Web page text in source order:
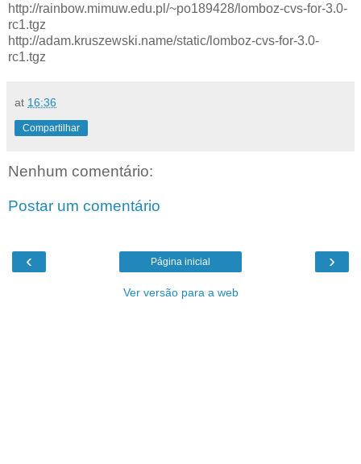
http://rainbow.mimuw.edu.pl/~po189428/lomboz-cvs-for-3.0-
rc1.tgz
http://adam.kruszewski.name/static/lomboz-cvs-for-3.0-
rc1.tgz
at 16:36
Compartilhar
Nenhum comentário:
Postar um comentário
‹ ›
Página inicial
Ver versão para a web